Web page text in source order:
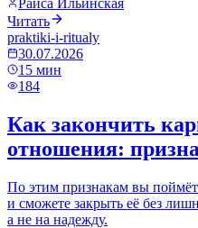
Читать
praktiki-i-ritualy
30.07.2026
15 мин
184
Как закончить
отношения:
По этим признакам вы
и сможете закрыть её без
а не на надежду.